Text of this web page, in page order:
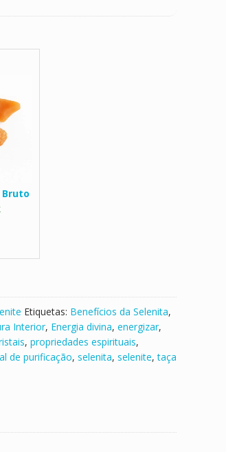
Bruto
Etiquetas: Benefícios da Selenita,
Interior, Energia divina, energizar,
, propriedades espirituais,
de purificação, selenita, selenite,taça